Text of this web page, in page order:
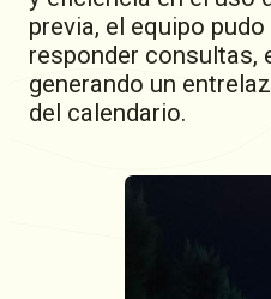
previa, el equipo
responder consultas,
generando un
del calendario.